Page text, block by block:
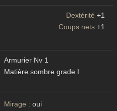
Dextérité +1
Coups nets +1
Armurier Nv 1
Matière sombre grade I
Mirage : oui